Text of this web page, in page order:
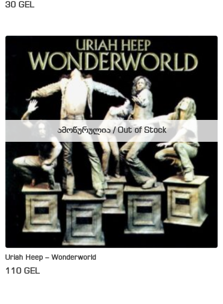
30 GEL
Uriah Heep – Wonderworld
110 GEL
ამოწურულია / Out of Stock